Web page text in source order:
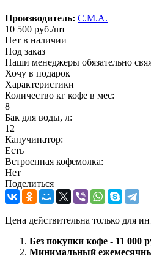
Производитель: C.M.A.
10 500 руб./шт
Нет в наличии
Под заказ
Наши менеджеры обязательно
Хочу в подарок
Характеристики
Количество кг кофе в мес:
8
Бак для воды, л:
12
Капучинатор:
Есть
Встроенная кофемолка:
Нет
Поделиться
Цена действительна только для
Без покупки кофе - 11 000
Минимальный